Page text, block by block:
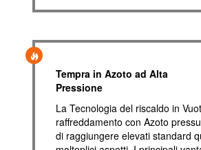
Tempra in Azoto ad Alta
Pressione
La Tecnologia del riscaldo in
raffreddamento con Azoto
di raggiungere elevati standard